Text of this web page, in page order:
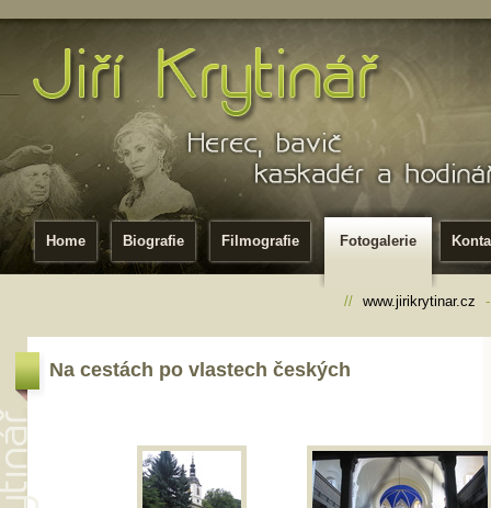
Home Biografie Filmografie Fotogalerie
// www.jirikrytinar.cz
Na cestách po vlastech českých